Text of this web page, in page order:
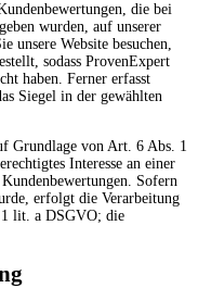
die bei
wurden, auf unserer
unsere Website besuchen,
sodass ProvenExpert
haben. Ferner erfasst
Siegel in der gewählten
Grundlage von Art. 6 Abs. 1
Interesse an einer
Sofern
erfolgt die Verarbeitung
lit. a DSGVO; die